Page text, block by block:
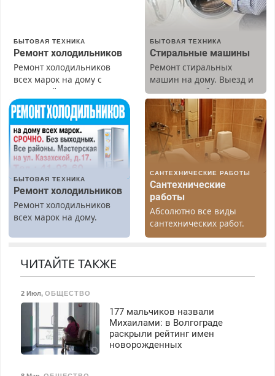
БЫТОВАЯ ТЕХНИКА
Ремонт холодильников
Ремонт холодильников
всех марок на дому с
гарантией. Замена
резины. Качественно.
Недорого. Без выходных.
Все районы. Скидка.
Вызов бесплатный.
БЫТОВАЯ ТЕХНИКА
Стиральные машины
Ремонт стиральных
машин на дому. Выезд и
диагностика бесплатно.
Предусмотрены скидки.
БЫТОВАЯ ТЕХНИКА
Ремонт холодильников
Ремонт холодильников
всех марок на дому.
САНТЕХНИЧЕСКИЕ РАБОТЫ
Сантехнические
работы
Абсолютно все виды
сантехнических работ.
Быстро. Качественно.
ЧИТАЙТЕ ТАКЖЕ
2 Июл, ОБЩЕСТВО
177 мальчиков назвали
Михаилами: в Волгограде
раскрыли рейтинг имен
новорожденных